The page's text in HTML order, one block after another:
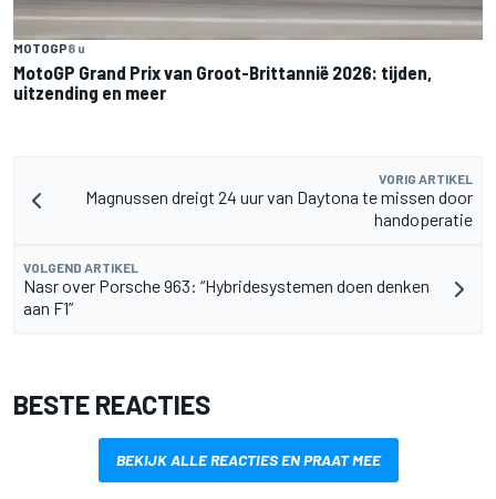
MOTOGP8 u
MotoGP Grand Prix van Groot-Brittannië 2026: tijden,
uitzending en meer
VORIG ARTIKEL
Magnussen dreigt 24 uur van Daytona te missen door
handoperatie
VOLGEND ARTIKEL
Nasr over Porsche 963: “Hybridesystemen doen denken
aan F1”
BESTE REACTIES
BEKIJK ALLE REACTIES EN PRAAT MEE